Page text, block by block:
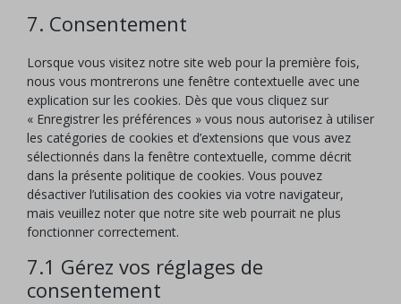
7. Consentement
Lorsque vous visitez notre site web pour la première fois,
nous vous montrerons une fenêtre contextuelle avec une
explication sur les cookies. Dès que vous cliquez sur
« Enregistrer les préférences » vous nous autorisez à utiliser
les catégories de cookies et d’extensions que vous avez
sélectionnés dans la fenêtre contextuelle, comme décrit
dans la présente politique de cookies. Vous pouvez
désactiver l’utilisation des cookies via votre navigateur,
mais veuillez noter que notre site web pourrait ne plus
fonctionner correctement.
7.1 Gérez vos réglages de
consentement